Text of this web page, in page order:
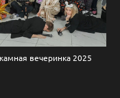
вечеринка 2025